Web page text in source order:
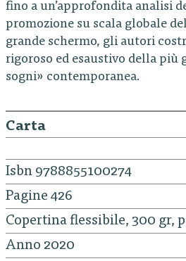
fino a un’approfondita analisi
promozione su scala globale
grande schermo, gli autori
rigoroso ed esaustivo della più
sogni» contemporanea.
Carta
Isbn 9788855100274
Pagine 426
Copertina flessibile, 300 gr,
Anno 2020